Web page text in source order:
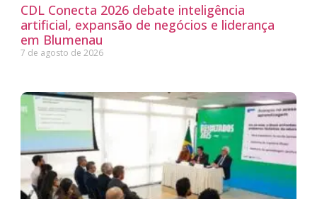
CDL Conecta 2026 debate inteligência
artificial, expansão de negócios e liderança
em Blumenau
7 de agosto de 2026